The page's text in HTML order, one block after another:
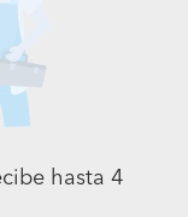
hasta 4